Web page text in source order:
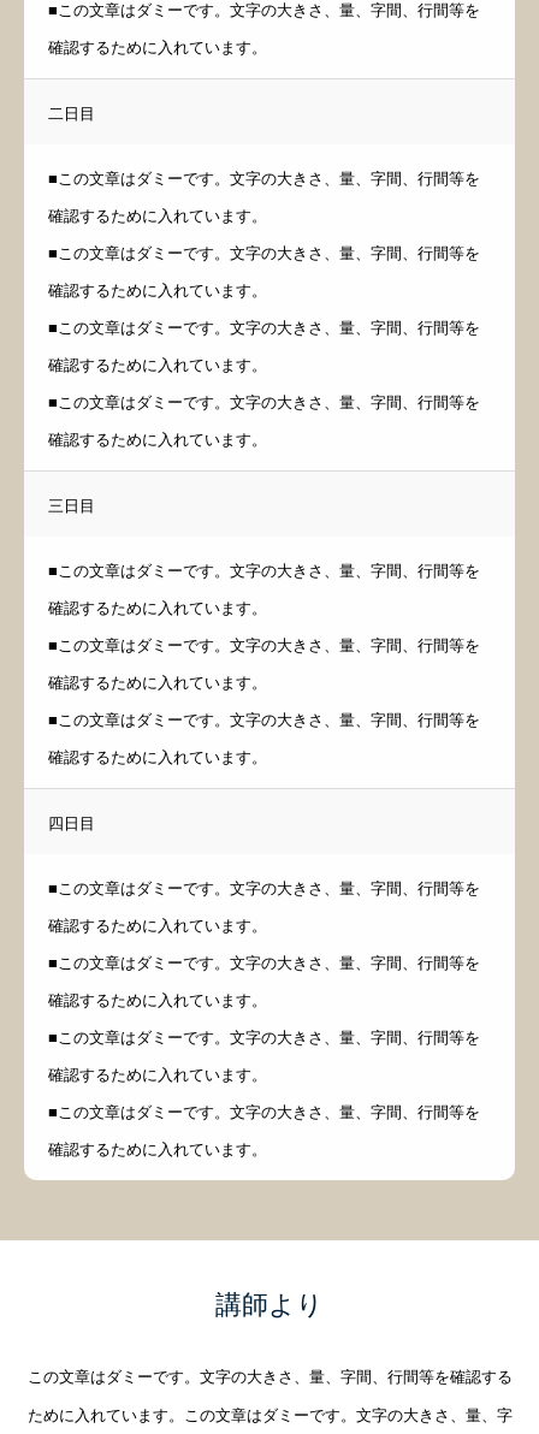
■この文章はダミーです。文字の大きさ、量、字間、行間等を
確認するために入れています。
二日目
■この文章はダミーです。文字の大きさ、量、字間、行間等を
確認するために入れています。
■この文章はダミーです。文字の大きさ、量、字間、行間等を
確認するために入れています。
■この文章はダミーです。文字の大きさ、量、字間、行間等を
確認するために入れています。
■この文章はダミーです。文字の大きさ、量、字間、行間等を
確認するために入れています。
三日目
■この文章はダミーです。文字の大きさ、量、字間、行間等を
確認するために入れています。
■この文章はダミーです。文字の大きさ、量、字間、行間等を
確認するために入れています。
■この文章はダミーです。文字の大きさ、量、字間、行間等を
確認するために入れています。
四日目
■この文章はダミーです。文字の大きさ、量、字間、行間等を
確認するために入れています。
■この文章はダミーです。文字の大きさ、量、字間、行間等を
確認するために入れています。
■この文章はダミーです。文字の大きさ、量、字間、行間等を
確認するために入れています。
■この文章はダミーです。文字の大きさ、量、字間、行間等を
確認するために入れています。
講師より
この文章はダミーです。文字の大きさ、量、字間、行間等を確認する
ために入れています。この文章はダミーです。文字の大きさ、量、字